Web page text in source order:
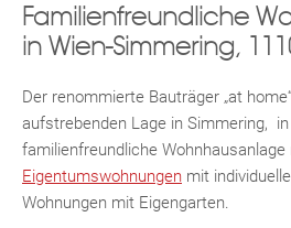
Familienfreundliche
in Wien-Simmering,
Der renommierte Bauträger „at
aufstrebenden Lage in Simmering,
familienfreundliche Wohnhausanlage
Eigentumswohnungen mit
Wohnungen mit Eigengarten.